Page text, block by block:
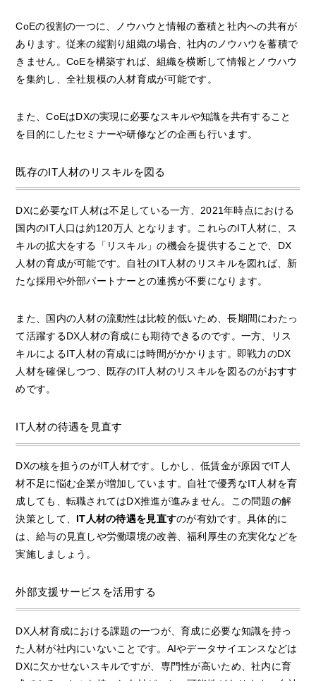
CoEの役割の一つに、ノウハウと情報の蓄積と社内への共有が
あります。従来の縦割り組織の場合、社内のノウハウを蓄積で
きません。CoEを構築すれば、組織を横断して情報とノウハウ
を集約し、全社規模の人材育成が可能です。
また、CoEはDXの実現に必要なスキルや知識を共有すること
を目的にしたセミナーや研修などの企画も行います。
既存のIT人材のリスキルを図る
DXに必要なIT人材は不足している一方、2021年時点における
国内のIT人口は約120万人 となります。これらのIT人材に、ス
キルの拡大をする「リスキル」の機会を提供することで、DX
人材の育成が可能です。自社のIT人材のリスキルを図れば、新
たな採用や外部パートナーとの連携が不要になります。
また、国内の人材の流動性は比較的低いため、長期間にわたっ
て活躍するDX人材の育成にも期待できるのです。一方、リス
キルによるIT人材の育成には時間がかかります。即戦力のDX
人材を確保しつつ、既存のIT人材のリスキルを図るのがおすす
めです。
IT人材の待遇を見直す
DXの核を担うのがIT人材です。しかし、低賃金が原因でIT人
材不足に悩む企業が増加しています。自社で優秀なIT人材を育
成しても、転職されてはDX推進が進みません。この問題の解
決策として、 IT人材の待遇を見直すのが有効です。具体的に
は、給与の見直しや労働環境の改善、福利厚生の充実化などを
実施しましょう。
外部支援サービスを活用する
DX人材育成における課題の一つが、育成に必要な知識を持っ
た人材が社内にいないことです。AIやデータサイエンスなどは
DXに欠かせないスキルですが、専門性が高いため、社内に育